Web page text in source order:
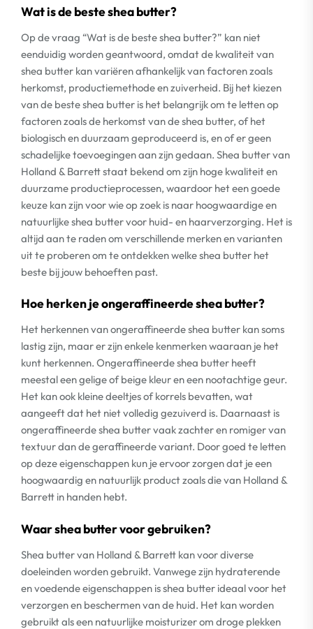
Wat is de beste shea butter?
Op de vraag “Wat is de beste shea butter?” kan niet
eenduidig worden geantwoord, omdat de kwaliteit van
shea butter kan variëren afhankelijk van factoren zoals
herkomst, productiemethode en zuiverheid. Bij het kiezen
van de beste shea butter is het belangrijk om te letten op
factoren zoals de herkomst van de shea butter, of het
biologisch en duurzaam geproduceerd is, en of er geen
schadelijke toevoegingen aan zijn gedaan. Shea butter van
Holland & Barrett staat bekend om zijn hoge kwaliteit en
duurzame productieprocessen, waardoor het een goede
keuze kan zijn voor wie op zoek is naar hoogwaardige en
natuurlijke shea butter voor huid- en haarverzorging. Het is
altijd aan te raden om verschillende merken en varianten
uit te proberen om te ontdekken welke shea butter het
beste bij jouw behoeften past.
Hoe herken je ongeraffineerde shea butter?
Het herkennen van ongeraffineerde shea butter kan soms
lastig zijn, maar er zijn enkele kenmerken waaraan je het
kunt herkennen. Ongeraffineerde shea butter heeft
meestal een gelige of beige kleur en een nootachtige geur.
Het kan ook kleine deeltjes of korrels bevatten, wat
aangeeft dat het niet volledig gezuiverd is. Daarnaast is
ongeraffineerde shea butter vaak zachter en romiger van
textuur dan de geraffineerde variant. Door goed te letten
op deze eigenschappen kun je ervoor zorgen dat je een
hoogwaardig en natuurlijk product zoals die van Holland &
Barrett in handen hebt.
Waar shea butter voor gebruiken?
Shea butter van Holland & Barrett kan voor diverse
doeleinden worden gebruikt. Vanwege zijn hydraterende
en voedende eigenschappen is shea butter ideaal voor het
verzorgen en beschermen van de huid. Het kan worden
gebruikt als een natuurlijke moisturizer om droge plekken